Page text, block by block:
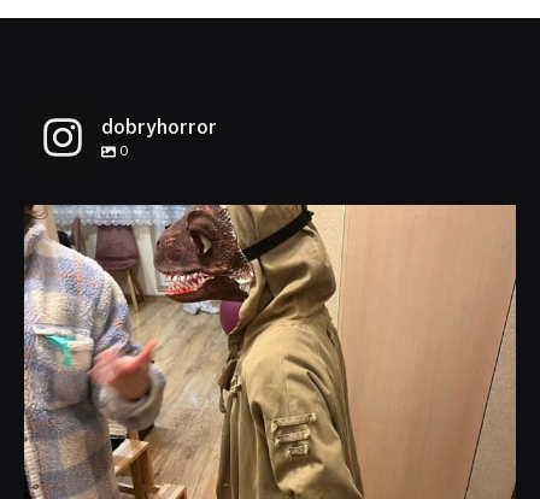
dobryhorror
0
dobryhorror
Lis 1